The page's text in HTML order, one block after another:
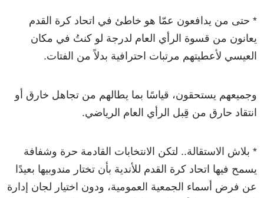
* حتى من يدافعون عمّا هو خاطئ في اتحاد كرة القدم
يعانون من قسوة الرأي العام لدرجة لو كنتُ في مكان
العيسي لأعطيتهم مرتبات احترافية بدلاً من الفتات.
وجميعهم يستحقون، قياسًا بما يطالهم من تجاهل خارق أو
انتقاد حارق من قِبل الرأي العام الرياضي.
* بلاش الاستقالة.. لتكن الانتخابات القادمة حرة وشفافة
يسمح فيها اتحاد كرة القدم للأندية بأن تختار مندوبيها بعيدًا
عن فرض أسماء الجمعية العمومية، ودون اختيار لجان إدارة